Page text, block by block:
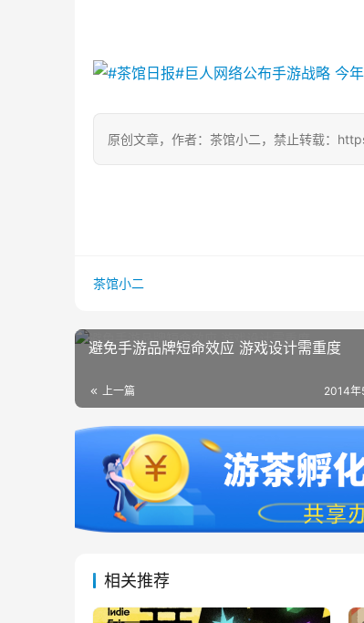
原创文章，作者：茶馆小二，禁止转载：
茶馆小二
避免手游品牌短命效应 游戏设计需重度
上一篇 2014年
相关推荐